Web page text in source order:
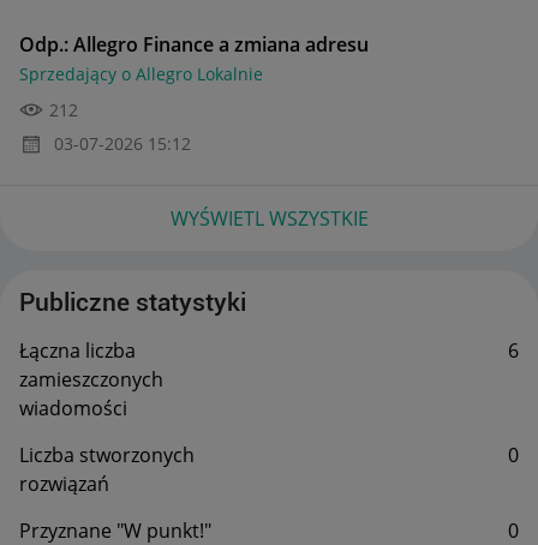
Odp.: Allegro Finance a zmiana adresu
Sprzedający o Allegro Lokalnie
212
‎03-07-2026 15:12
WYŚWIETL WSZYSTKIE
Publiczne statystyki
Łączna liczba
zamieszczonych
wiadomości
6
Liczba stworzonych
rozwiązań
0
Przyznane "W punkt!"
0